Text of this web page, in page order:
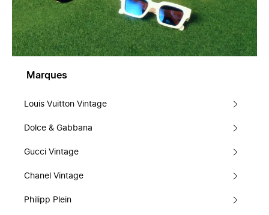
Marques
Louis Vuitton Vintage
Dolce & Gabbana
Gucci Vintage
Chanel Vintage
Philipp Plein